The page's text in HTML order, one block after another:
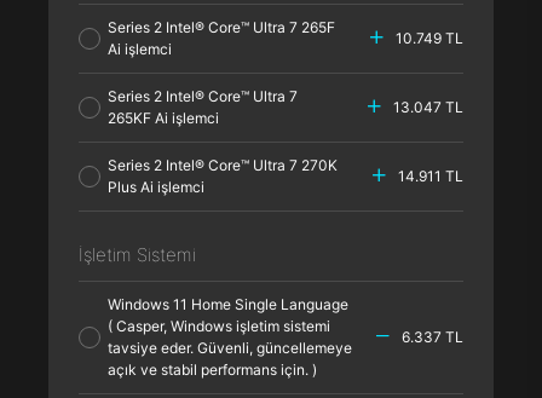
Series 2 Intel® Core™ Ultra 7 265F
Ai işlemci
10.749 TL
Series 2 Intel® Core™ Ultra 7
265KF Ai işlemci
13.047 TL
Series 2 Intel® Core™ Ultra 7 270K
Plus Ai işlemci
14.911 TL
İşletim Sistemi
Windows 11 Home Single Language
( Casper, Windows işletim sistemi
tavsiye eder. Güvenli, güncellemeye
açık ve stabil performans için. )
6.337 TL